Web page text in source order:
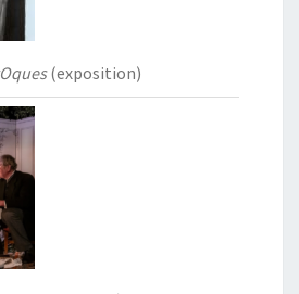
(exposition)